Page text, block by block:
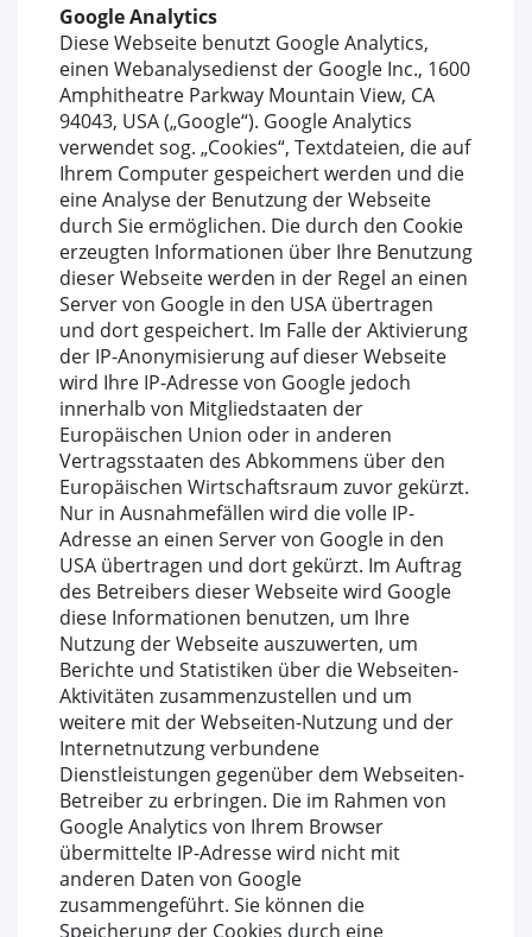
Google Analytics
Diese Webseite benutzt Google Analytics,
einen Webanalysedienst der Google Inc., 1600
Amphitheatre Parkway Mountain View, CA
94043, USA („Google“). Google Analytics
verwendet sog. „Cookies“, Textdateien, die auf
Ihrem Computer gespeichert werden und die
eine Analyse der Benutzung der Webseite
durch Sie ermöglichen. Die durch den Cookie
erzeugten Informationen über Ihre Benutzung
dieser Webseite werden in der Regel an einen
Server von Google in den USA übertragen
und dort gespeichert. Im Falle der Aktivierung
der IP-Anonymisierung auf dieser Webseite
wird Ihre IP-Adresse von Google jedoch
innerhalb von Mitgliedstaaten der
Europäischen Union oder in anderen
Vertragsstaaten des Abkommens über den
Europäischen Wirtschaftsraum zuvor gekürzt.
Nur in Ausnahmefällen wird die volle IP-
Adresse an einen Server von Google in den
USA übertragen und dort gekürzt. Im Auftrag
des Betreibers dieser Webseite wird Google
diese Informationen benutzen, um Ihre
Nutzung der Webseite auszuwerten, um
Berichte und Statistiken über die Webseiten-
Aktivitäten zusammenzustellen und um
weitere mit der Webseiten-Nutzung und der
Internetnutzung verbundene
Dienstleistungen gegenüber dem Webseiten-
Betreiber zu erbringen. Die im Rahmen von
Google Analytics von Ihrem Browser
übermittelte IP-Adresse wird nicht mit
anderen Daten von Google
zusammengeführt. Sie können die
Speicherung der Cookies durch eine